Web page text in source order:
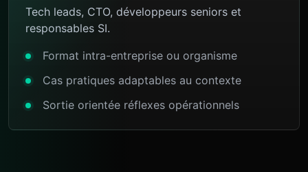
Tech leads, CTO, développeurs seniors et
responsables SI.
Format intra-entreprise ou organisme
Cas pratiques adaptables au contexte
Sortie orientée réflexes opérationnels